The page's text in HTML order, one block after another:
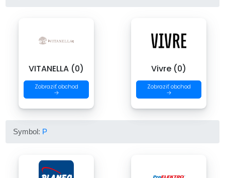
VITANELLA (0)
Zobraziť obchod
→
Vivre (0)
Zobraziť obchod
→
Symbol: P